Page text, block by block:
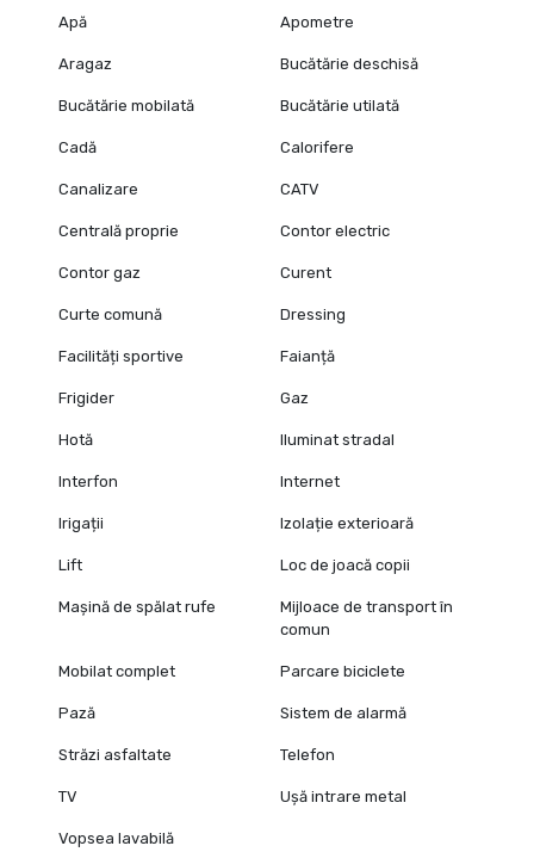
Apă Apometre
Aragaz Bucătărie deschisă
Bucătărie mobilată Bucătărie utilată
Cadă Calorifere
Canalizare CATV
Centrală proprie Contor electric
Contor gaz Curent
Curte comună Dressing
Facilități sportive Faianță
Frigider Gaz
Hotă Iluminat stradal
Interfon Internet
Irigații Izolație exterioară
Lift Loc de joacă copii
Mașină de spălat rufe
Mijloace de transport în
comun
Mobilat complet Parcare biciclete
Pază Sistem de alarmă
Străzi asfaltate Telefon
TV Ușă intrare metal
Vopsea lavabilă